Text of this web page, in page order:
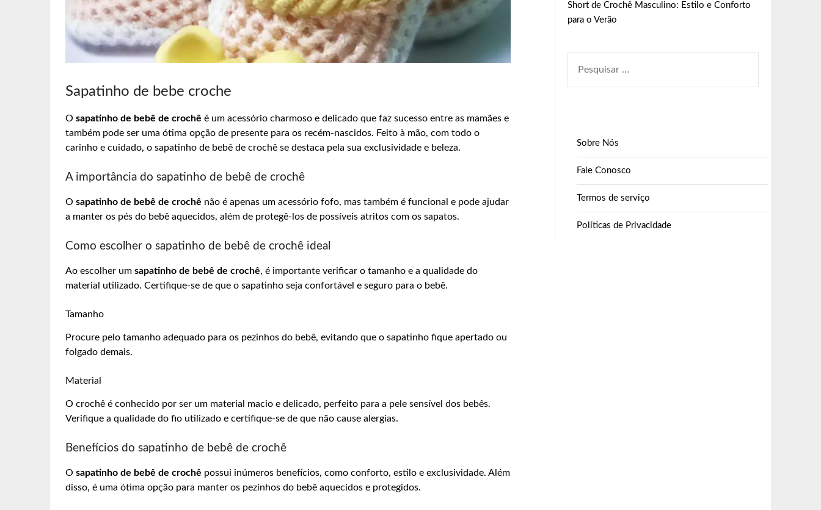
Sapatinho de bebe croche
O sapatinho de bebê de crochê é um acessório charmoso e delicado que faz sucesso entre as mamães e
também pode ser uma ótima opção de presente para os recém-nascidos. Feito à mão, com todo o
carinho e cuidado, o sapatinho de bebê de crochê se destaca pela sua exclusividade e beleza.
A importância do sapatinho de bebê de crochê
O sapatinho de bebê de crochê não é apenas um acessório fofo, mas também é funcional e pode ajudar
a manter os pés do bebê aquecidos, além de protegê-los de possíveis atritos com os sapatos.
Como escolher o sapatinho de bebê de crochê ideal
Ao escolher um sapatinho de bebê de crochê, é importante verificar o tamanho e a qualidade do
material utilizado. Certifique-se de que o sapatinho seja confortável e seguro para o bebê.
Tamanho
Procure pelo tamanho adequado para os pezinhos do bebê, evitando que o sapatinho fique apertado ou
folgado demais.
Material
O crochê é conhecido por ser um material macio e delicado, perfeito para a pele sensível dos bebês.
Verifique a qualidade do fio utilizado e certifique-se de que não cause alergias.
Benefícios do sapatinho de bebê de crochê
O sapatinho de bebê de crochê possui inúmeros benefícios, como conforto, estilo e exclusividade. Além
disso, é uma ótima opção para manter os pezinhos do bebê aquecidos e protegidos.
Short de Crochê Masculino: Estilo e Conforto
para o Verão
POR:
Sobre Nós
Fale Conosco
Termos de serviço
Políticas de Privacidade